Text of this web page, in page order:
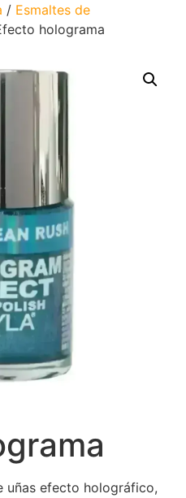
/ Esmaltes de
holograma
uñas efecto holográfico,